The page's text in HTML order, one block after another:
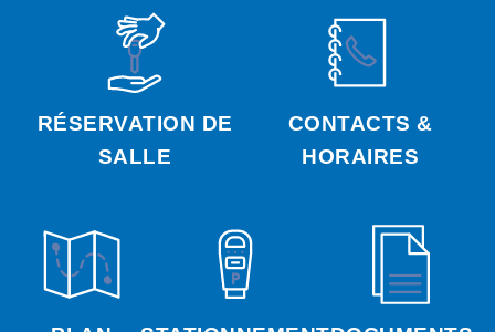
RÉSERVATION DE
SALLE
CONTACTS &
HORAIRES